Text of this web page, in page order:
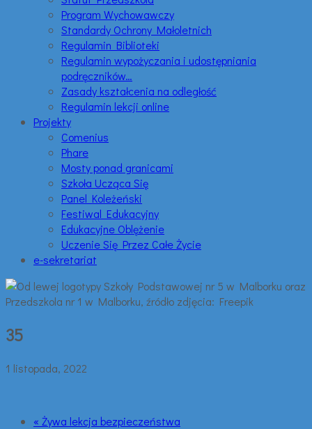
Program Wychowawczy
Standardy Ochrony Małoletnich
Regulamin Biblioteki
Regulamin wypożyczania i udostępniania
podręczników…
Zasady kształcenia na odległość
Regulamin lekcji online
Projekty
Comenius
Phare
Mosty ponad granicami
Szkoła Ucząca Się
Panel Koleżeński
Festiwal Edukacyjny
Edukacyjne Oblężenie
Uczenie Się Przez Całe Życie
e-sekretariat
35
1 listopada, 2022
« Żywa lekcja bezpieczeństwa